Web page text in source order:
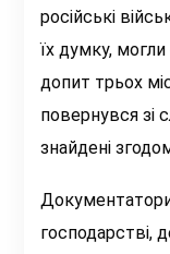
російські
їх думку,
допит трьох
повернувся зі
знайдені
господарстві,